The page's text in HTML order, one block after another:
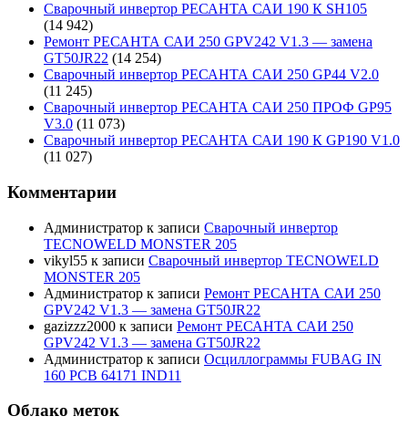
Сварочный инвертор РЕСАНТА САИ 190 К SH105
(14 942)
Ремонт РЕСАНТА САИ 250 GPV242 V1.3 — замена
GT50JR22 (14 254)
Сварочный инвертор РЕСАНТА САИ 250 GP44 V2.0
(11 245)
Сварочный инвертор РЕСАНТА САИ 250 ПРОФ GP95
V3.0 (11 073)
Сварочный инвертор РЕСАНТА САИ 190 К GP190 V1.0
(11 027)
Комментарии
Администратор к записи Сварочный инвертор
TECNOWELD MONSTER 205
vikyl55 к записи Сварочный инвертор TECNOWELD
MONSTER 205
Администратор к записи Ремонт РЕСАНТА САИ 250
GPV242 V1.3 — замена GT50JR22
gazizzz2000 к записи Ремонт РЕСАНТА САИ 250
GPV242 V1.3 — замена GT50JR22
Администратор к записи Осциллограммы FUBAG IN
160 PCB 64171 IND11
Облако меток